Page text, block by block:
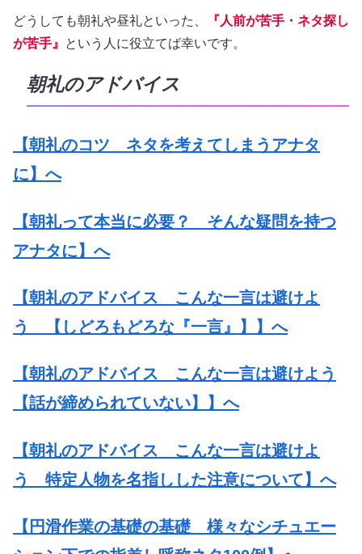
どうしても朝礼や昼礼といった、
『人前が苦手・ネタ探し
が苦手』
という人に役立てば幸いです。
朝礼のアドバイス
【朝礼のコツ ネタを考えてしまうアナタ
に】へ
【朝礼って本当に必要？ そんな疑問を持つ
アナタに】へ
【朝礼のアドバイス こんな一言は避けよ
う 【しどろもどろな『一言』】】へ
【朝礼のアドバイス こんな一言は避けよう
【話が締められていない】】へ
【朝礼のアドバイス こんな一言は避けよ
う 特定人物を名指しした注意について】へ
【円滑作業の基礎の基礎 様々なシチュエー